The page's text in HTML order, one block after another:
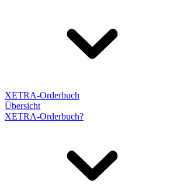
XETRA-Orderbuch
Übersicht
XETRA-Orderbuch?